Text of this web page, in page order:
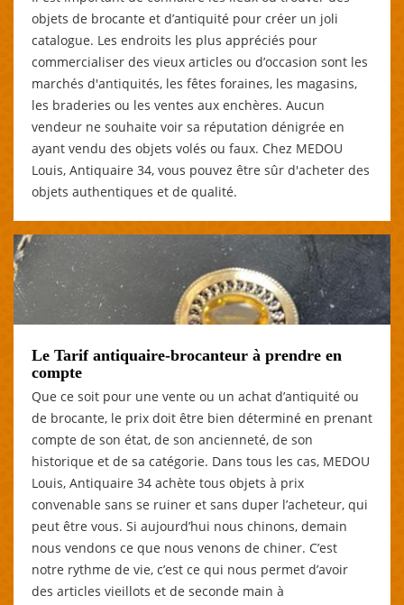
objets de brocante et d’antiquité pour créer un joli
catalogue. Les endroits les plus appréciés pour
commercialiser des vieux articles ou d’occasion sont les
marchés d'antiquités, les fêtes foraines, les magasins,
les braderies ou les ventes aux enchères. Aucun
vendeur ne souhaite voir sa réputation dénigrée en
ayant vendu des objets volés ou faux. Chez MEDOU
Louis, Antiquaire 34, vous pouvez être sûr d'acheter des
objets authentiques et de qualité.
Le Tarif antiquaire-brocanteur à prendre en
compte
Que ce soit pour une vente ou un achat d’antiquité ou
de brocante, le prix doit être bien déterminé en prenant
compte de son état, de son ancienneté, de son
historique et de sa catégorie. Dans tous les cas, MEDOU
Louis, Antiquaire 34 achète tous objets à prix
convenable sans se ruiner et sans duper l’acheteur, qui
peut être vous. Si aujourd’hui nous chinons, demain
nous vendons ce que nous venons de chiner. C’est
notre rythme de vie, c’est ce qui nous permet d’avoir
des articles vieillots et de seconde main à